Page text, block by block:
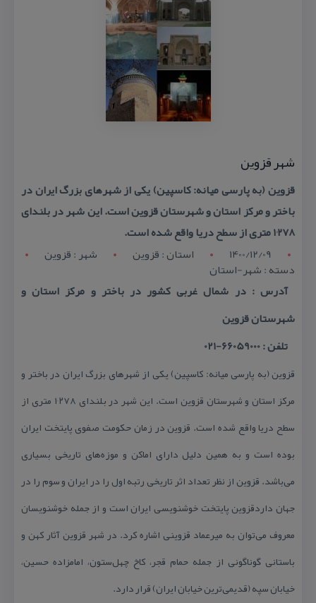
شهر قزوین
قزوین (به پارسی میانه: كاسپین) یكی از شهرهای بزرگ ایران در
باختر و مركز استان و شهرستان قزوین است. این شهر در بلندای
۱٬۲۷۸ متری از سطح دریا واقع شده است.
1400/12/09
استان : قزوين شهر : قزوين
دسته : شهر-استان
آدرس : در شمال غربی كشور در باختر و مركز استان و
شهرستان قزوین
تلفن : 66059000-021
قزوین (به پارسی میانه: كاسپین) یكی از شهرهای بزرگ ایران در باختر و
مركز استان و شهرستان قزوین است. این شهر در بلندای ۱٬۲۷۸ متری از
سطح دریا واقع شده است. قزوین در زمان حكومت صفوی پایتخت ایران
بوده است و به همین دلیل دارای اماكن و موزه‌های تاریخی بسیاری
می‌باشد. قزوین از نظر تعداد اثر تاریخی رتبه اول را در ایران و سوم را در
جهان داردقزوین پایتخت خوشنویسی ایران است و از جمله خوشنویسان
معروف می‌توان به میرعماد قزوینی اشاره كرد. در شهر قزوین آثار كهن و
باستانی گوناگونی از جمله حمام قجر، كاخ چهل‌ستون، امامزاده حسین،
خیابان سپه (قدیمی‌ترین خیابان ایران) قرار دارد.